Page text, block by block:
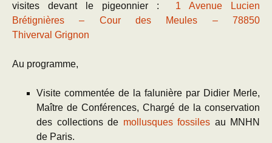
visites devant le pigeonnier : 1 Avenue Lucien
Brétignières – Cour des Meules – 78850
Thiverval Grignon
Au programme,
Visite commentée de la falunière par Didier Merle,
Maître de Conférences, Chargé de la conservation
des collections de mollusques fossiles au MNHN
de Paris.